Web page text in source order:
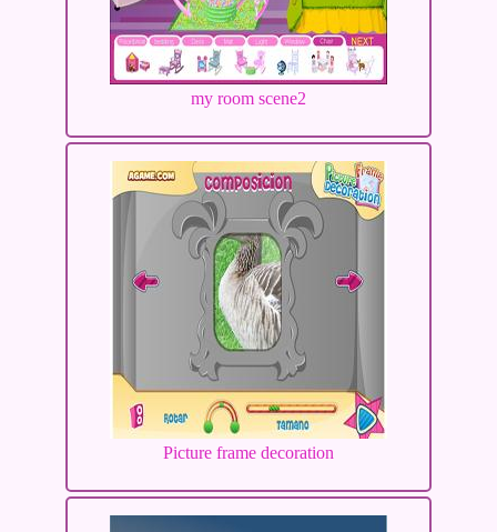
my room scene2
Picture frame decoration